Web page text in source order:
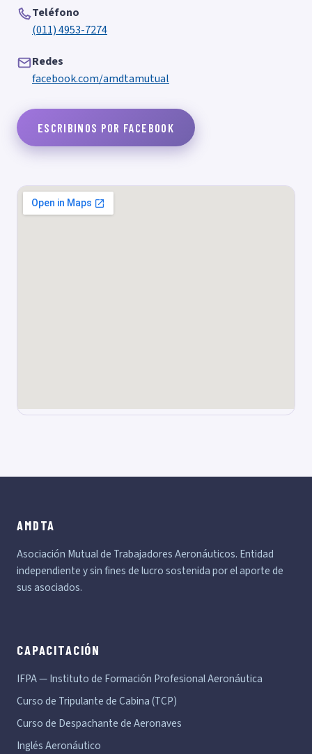
Teléfono
(011) 4953-7274
Redes
facebook.com/amdtamutual
ESCRIBINOS POR FACEBOOK
AMDTA
Asociación Mutual de Trabajadores Aeronáuticos. Entidad
independiente y sin fines de lucro sostenida por el aporte de
sus asociados.
CAPACITACIÓN
IFPA — Instituto de Formación Profesional Aeronáutica
Curso de Tripulante de Cabina (TCP)
Curso de Despachante de Aeronaves
Inglés Aeronáutico